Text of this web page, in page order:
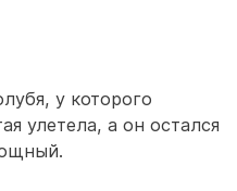
у которого
улетела, а он остался